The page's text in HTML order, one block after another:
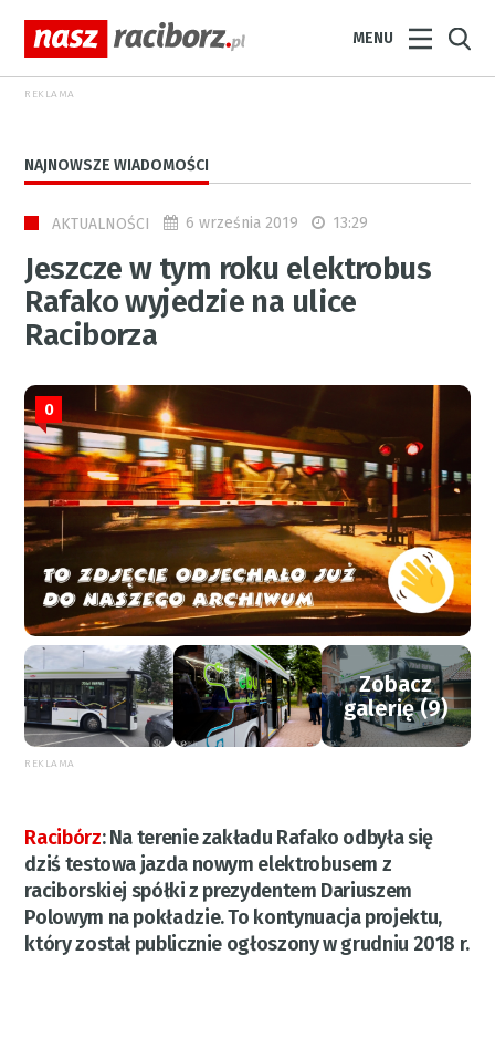
MENU
REKLAMA
NAJNOWSZE WIADOMOŚCI
AKTUALNOŚCI 6 września 2019 13:29
Jeszcze w tym roku elektrobus
Rafako wyjedzie na ulice
Raciborza
0
Zobacz
galerię (9)
REKLAMA
Racibórz:Na terenie zakładu Rafako odbyła się
dziś testowa jazda nowym elektrobusem z
raciborskiej spółki z prezydentem Dariuszem
Polowym na pokładzie. To kontynuacja projektu,
który został publicznie ogłoszony w grudniu 2018 r.